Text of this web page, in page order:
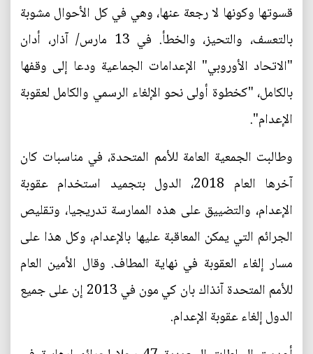
قسوتها وكونها لا رجعة عنها، وهي في كل الأحوال مشوبة
بالتعسف، والتحيز، والخطأ. في 13 مارس/ آذار، أدان
"الاتحاد الأوروبي" الإعدامات الجماعية ودعا إلى وقفها
بالكامل، "كخطوة أولى نحو الإلغاء الرسمي والكامل لعقوبة
الإعدام".
وطالبت الجمعية العامة للأمم المتحدة، في مناسبات كان
آخرها العام 2018، الدول بتجميد استخدام عقوبة
الإعدام، والتضييق على هذه الممارسة تدريجيا، وتقليص
الجرائم التي يمكن المعاقبة عليها بالإعدام، وكل هذا على
مسار إلغاء العقوبة في نهاية المطاف. وقال الأمين العام
للأمم المتحدة آنذاك بان كي مون في 2013 إن على جميع
الدول إلغاء عقوبة الإعدام.